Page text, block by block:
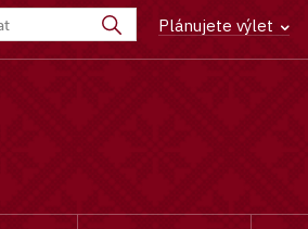
Plánujete výlet